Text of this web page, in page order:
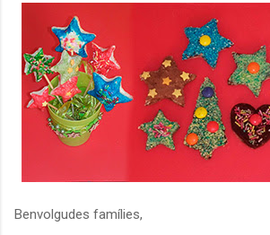
Benvolgudes famílies,